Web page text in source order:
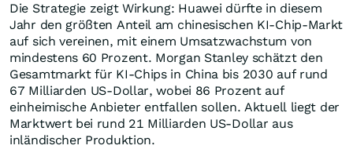
Die Strategie zeigt Wirkung: Huawei dürfte in diesem
Jahr den größten Anteil am chinesischen KI-Chip-Markt
auf sich vereinen, mit einem Umsatzwachstum von
mindestens 60 Prozent. Morgan Stanley schätzt den
Gesamtmarkt für KI-Chips in China bis 2030 auf rund
67 Milliarden US-Dollar, wobei 86 Prozent auf
einheimische Anbieter entfallen sollen. Aktuell liegt der
Marktwert bei rund 21 Milliarden US-Dollar aus
inländischer Produktion.